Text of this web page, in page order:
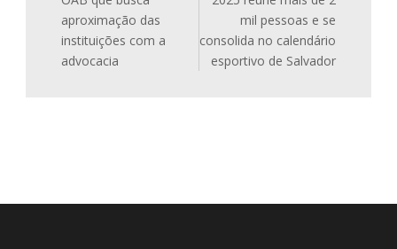
aproximação das
instituições com a
advocacia
mil pessoas e se
consolida no calendário
esportivo de Salvador